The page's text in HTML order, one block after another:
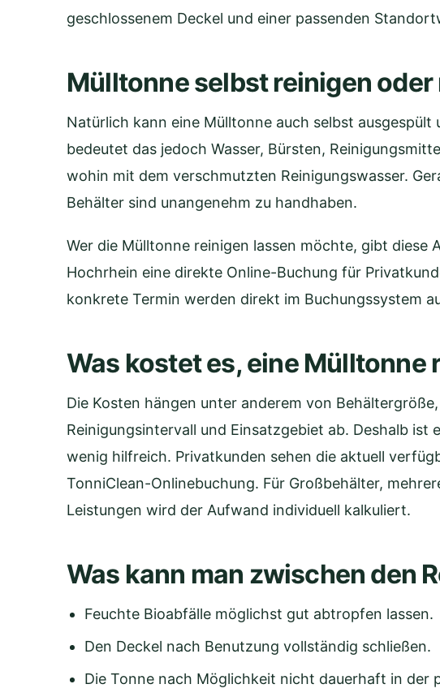
geschlossenem Deckel und einer passenden
Mülltonne selbst reinigen
Natürlich kann eine Mülltonne auch selbst
bedeutet das jedoch Wasser, Bürsten,
wohin mit dem verschmutzten Reinigungswasser.
Behälter sind unangenehm zu handhaben.
Wer die Mülltonne reinigen lassen möchte, gibt diese
Hochrhein eine direkte Online-Buchung für
konkrete Termin werden direkt im Buchungssystem
Was kostet es, eine Mülltonne
Die Kosten hängen unter anderem von
Reinigungsintervall und Einsatzgebiet ab. Deshalb ist
wenig hilfreich. Privatkunden sehen die aktuell
TonniClean-Onlinebuchung. Für Großbehälter,
Leistungen wird der Aufwand individuell kalkuliert.
Was kann man zwischen den
Feuchte Bioabfälle möglichst gut abtropfen lassen.
Den Deckel nach Benutzung vollständig schließen.
Die Tonne nach Möglichkeit nicht dauerhaft in der